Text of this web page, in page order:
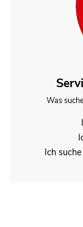
Was
Ich